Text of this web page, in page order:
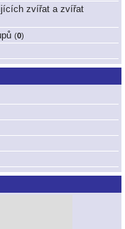
zvířat a zvířat
(0)